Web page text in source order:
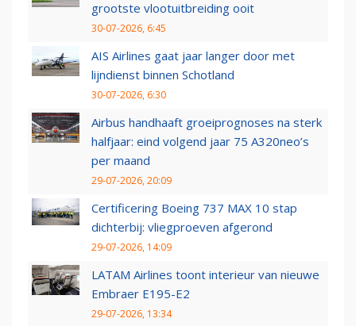
grootste vlootuitbreiding ooit
30-07-2026, 6:45
AIS Airlines gaat jaar langer door met
lijndienst binnen Schotland
30-07-2026, 6:30
Airbus handhaaft groeiprognoses na sterk
halfjaar: eind volgend jaar 75 A320neo’s
per maand
29-07-2026, 20:09
Certificering Boeing 737 MAX 10 stap
dichterbij: vliegproeven afgerond
29-07-2026, 14:09
LATAM Airlines toont interieur van nieuwe
Embraer E195-E2
29-07-2026, 13:34